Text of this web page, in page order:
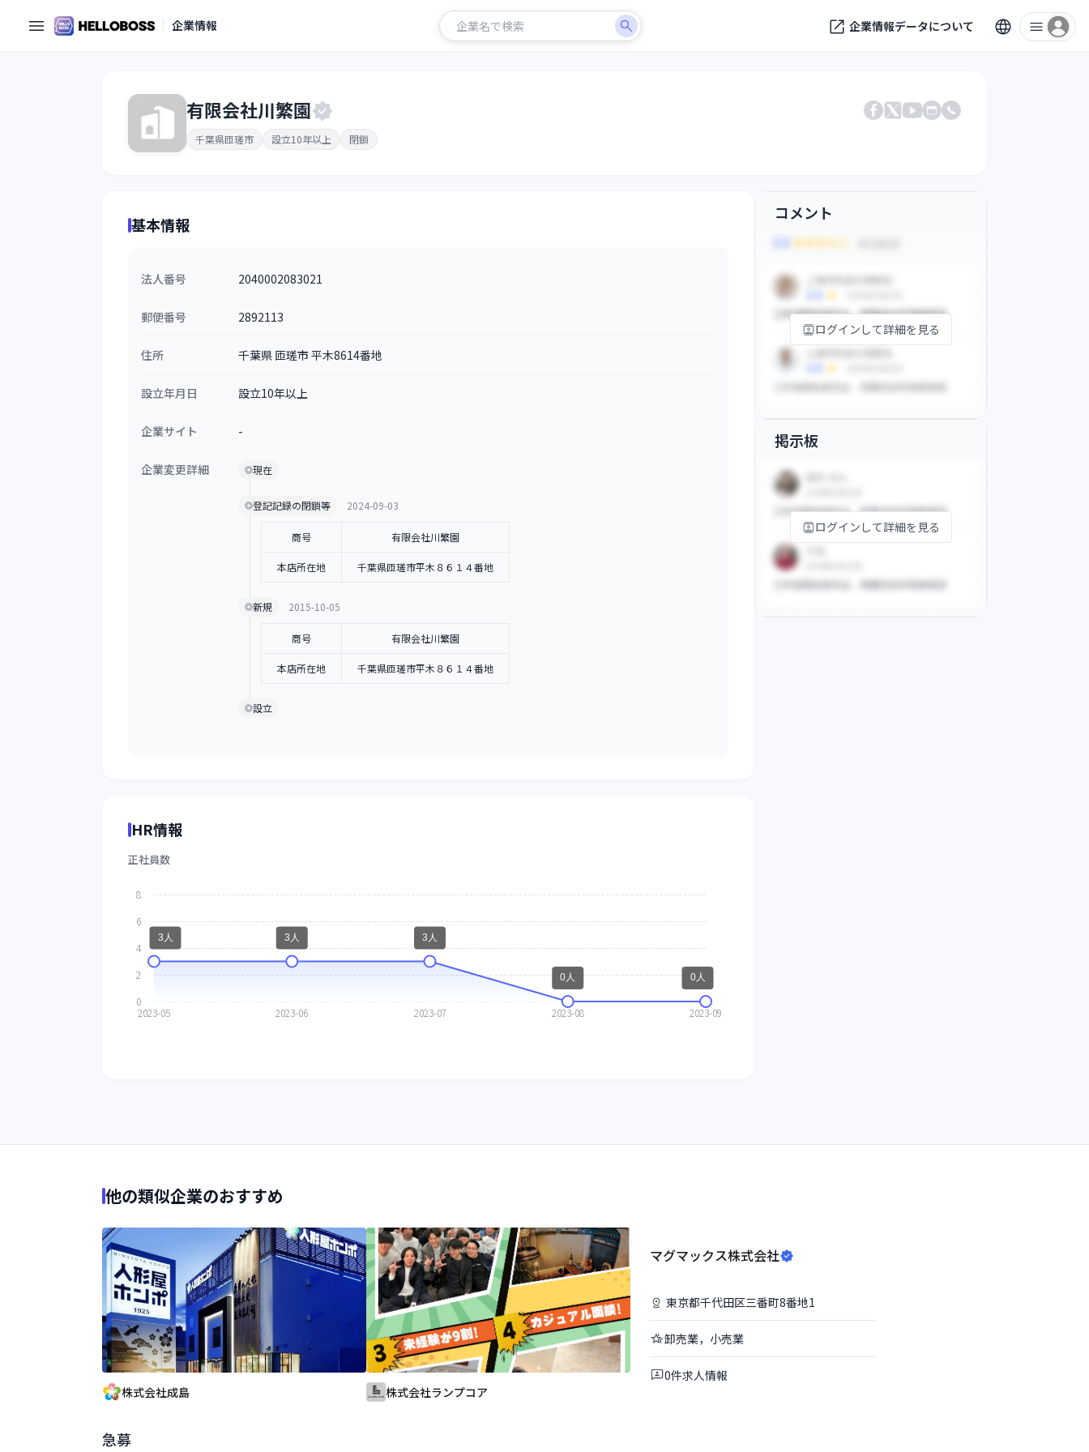
企業情報 企業情報データについて
有限会社川繁園
千葉県匝瑳市 設立10年以上 閉鎖
Facebook
X YouTube
公式サイト
電話番号
基本情報
法人番号 2040002083021
郵便番号 2892113
住所 千葉県 匝瑳市 平木8614番地
設立年月日 設立10年以上
企業サイト -
企業変更詳細 現在
登記記録の閉鎖等 2024-09-03
商号 有限会社川繁園
本店所在地 千葉県匝瑳市平木８６１４番地
新規 2015-10-05
商号 有限会社川繁園
本店所在地 千葉県匝瑳市平木８６１４番地
設立
HR情報
正社員数
コメント
ログインして詳細を見る
掲示板
ログインして詳細を見る
他の類似企業のおすすめ
株式会社成島 株式会社ランプコア
マグマックス株式会社
東京都千代田区三番町8番地1
卸売業，小売業
0件求人情報
急募